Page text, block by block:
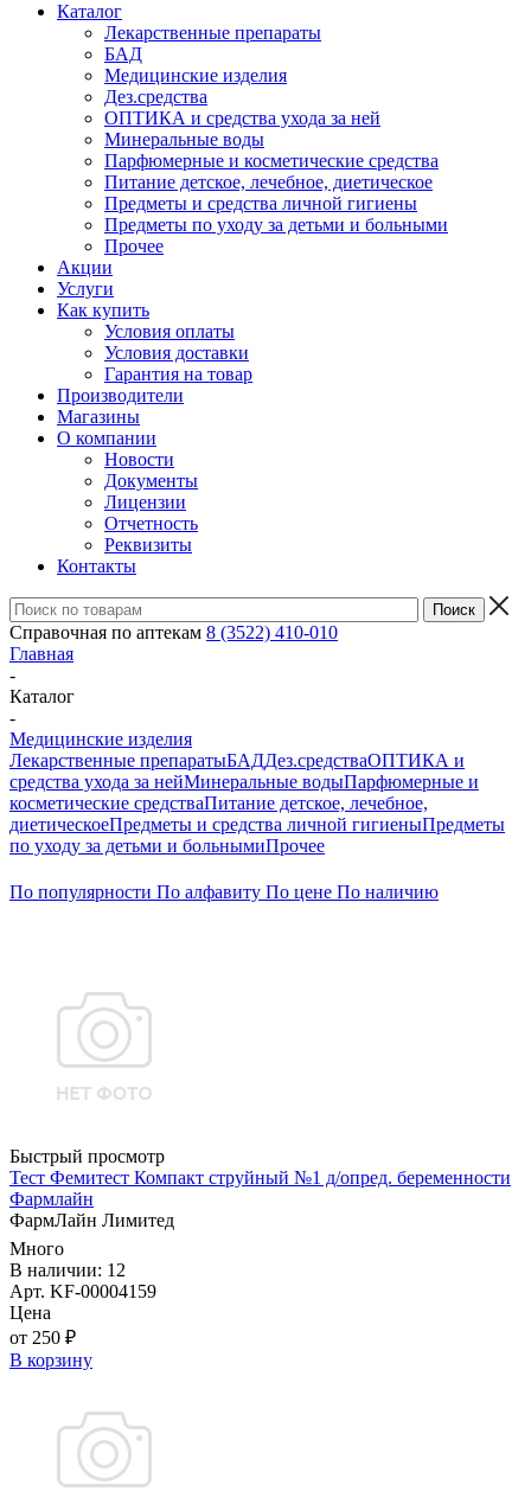
Каталог
Лекарственные препараты
БАД
Медицинские изделия
Дез.средства
ОПТИКА и средства ухода за ней
Минеральные воды
Парфюмерные и косметические средства
Питание детское, лечебное, диетическое
Предметы и средства личной гигиены
Предметы по уходу за детьми и больными
Прочее
Акции
Услуги
Как купить
Условия оплаты
Условия доставки
Гарантия на товар
Производители
Магазины
О компании
Новости
Документы
Лицензии
Отчетность
Реквизиты
Контакты
Справочная по аптекам 8 (3522) 410-010
Главная
-
Каталог
-
Медицинские изделия
Лекарственные препаратыБАДДез.средстваОПТИКА и
средства ухода за нейМинеральные водыПарфюмерные и
косметические средстваПитание детское, лечебное,
диетическоеПредметы и средства личной гигиеныПредметы
по уходу за детьми и больнымиПрочее
По популярности По алфавиту По цене По наличию
Быстрый просмотр
Тест Фемитест Компакт струйный №1 д/опред. беременности
Фармлайн
ФармЛайн Лимитед
Много
В наличии: 12
Арт. KF-00004159
Цена
от 250 ₽
В корзину